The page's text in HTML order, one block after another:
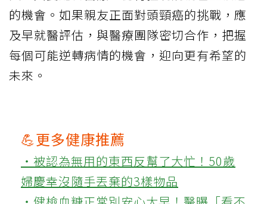
的機會。如果親友正面對頭頸癌的挑戰，應
及早就醫評估，與醫療團隊密切合作，把握
每個可能逆轉病情的機會，迎向更有希望的
未來。
💪更多健康推薦
‧被認為無用的東西反幫了大忙！50歲
婦慶幸沒隨手丟棄的3樣物品